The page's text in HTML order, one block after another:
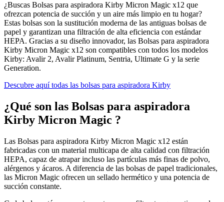
¿Buscas Bolsas para aspiradora Kirby Micron Magic x12 que
ofrezcan potencia de succión y un aire más limpio en tu hogar?
Estas bolsas son la sustitución moderna de las antiguas bolsas de
papel y garantizan una filtración de alta eficiencia con estándar
HEPA. Gracias a su diseño innovador, las Bolsas para aspiradora
Kirby Micron Magic x12 son compatibles con todos los modelos
Kirby: Avalir 2, Avalir Platinum, Sentria, Ultimate G y la serie
Generation.
Descubre aquí todas las bolsas para aspiradora Kirby
¿Qué son las Bolsas para aspiradora
Kirby Micron Magic ?
Las Bolsas para aspiradora Kirby Micron Magic x12 están
fabricadas con un material multicapa de alta calidad con filtración
HEPA, capaz de atrapar incluso las partículas más finas de polvo,
alérgenos y ácaros. A diferencia de las bolsas de papel tradicionales,
las Micron Magic ofrecen un sellado hermético y una potencia de
succión constante.